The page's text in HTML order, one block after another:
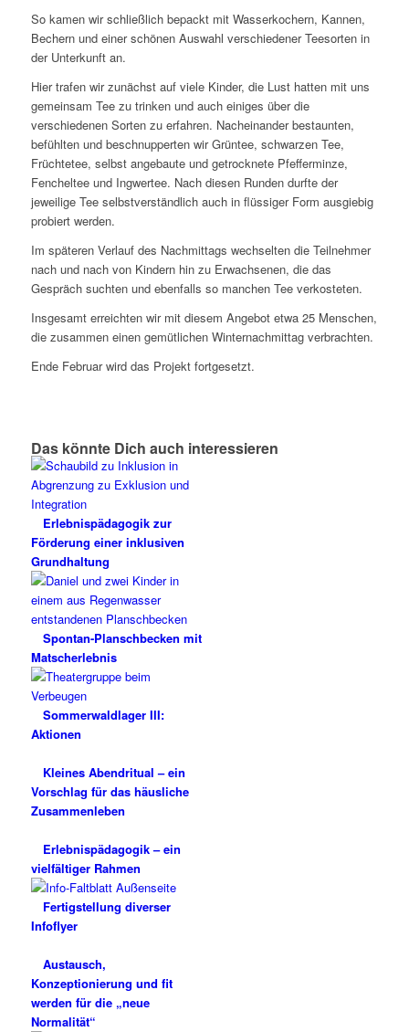
So kamen wir schließlich bepackt mit Wasserkochern, Kannen,
Bechern und einer schönen Auswahl verschiedener Teesorten in
der Unterkunft an.
Hier trafen wir zunächst auf viele Kinder, die Lust hatten mit uns
gemeinsam Tee zu trinken und auch einiges über die
verschiedenen Sorten zu erfahren. Nacheinander bestaunten,
befühlten und beschnupperten wir Grüntee, schwarzen Tee,
Früchtetee, selbst angebaute und getrocknete Pfefferminze,
Fencheltee und Ingwertee. Nach diesen Runden durfte der
jeweilige Tee selbstverständlich auch in flüssiger Form ausgiebig
probiert werden.
Im späteren Verlauf des Nachmittags wechselten die Teilnehmer
nach und nach von Kindern hin zu Erwachsenen, die das
Gespräch suchten und ebenfalls so manchen Tee verkosteten.
Insgesamt erreichten wir mit diesem Angebot etwa 25 Menschen,
die zusammen einen gemütlichen Winternachmittag verbrachten.
Ende Februar wird das Projekt fortgesetzt.
Das könnte Dich auch interessieren
Erlebnispädagogik zur
Förderung einer inklusiven
Grundhaltung
Spontan-Planschbecken mit
Matscherlebnis
Sommerwaldlager III:
Aktionen
Kleines Abendritual – ein
Vorschlag für das häusliche
Zusammenleben
Erlebnispädagogik – ein
vielfältiger Rahmen
Fertigstellung diverser
Infoflyer
Austausch,
Konzeptionierung und fit
werden für die „neue
Normalität“